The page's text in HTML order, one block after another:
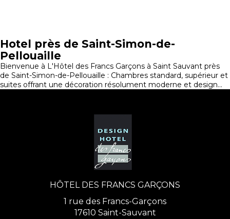
Hotel près de Saint-Simon-de-
Pellouaille
Bienvenue à L'Hôtel des Francs Garçons à Saint Sauvant près
de Saint-Simon-de-Pellouaille : Chambres standard, supérieur et
suites offrant une décoration résolument moderne et design...
HÔTEL DES FRANCS GARÇONS
1 rue des Francs-Garçons
17610 Saint-Sauvant